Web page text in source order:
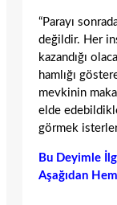
“Parayı
değildir. Her
kazandığı
hamlığı
mevkinin
elde
görmek
Bu Deyimle
Aşağıdan